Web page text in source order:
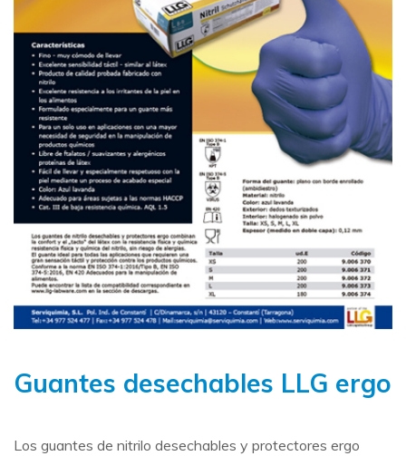
Guantes desechables LLG ergo
Los guantes de nitrilo desechables y protectores ergo